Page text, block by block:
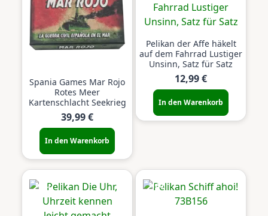
Spania Games Mar Rojo
Rotes Meer
Kartenschlacht Seekrieg
39,99 €
In den Warenkorb
Pelikan der Affe häkelt
auf dem Fahrrad Lustiger
Unsinn, Satz für Satz
12,99 €
In den Warenkorb
Neu Neu